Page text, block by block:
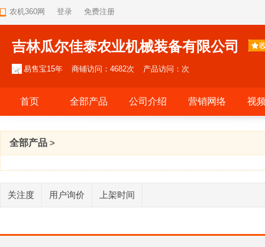
农机360网 登录 免费注册
吉林瓜尔佳泰农业机械装备有限公司
易售宝15年 商铺访问：4682次 产品访问：次
首页 全部产品 公司介绍 营销网络 视
全部产品 >
关注度 用户询价 上架时间